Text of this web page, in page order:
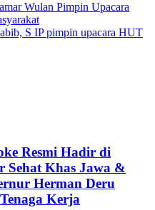
Wulan Pimpin Upacara
S IP pimpin upacara HUT
Resmi Hadir di
Sehat Khas Jawa &
Herman Deru
Kerja